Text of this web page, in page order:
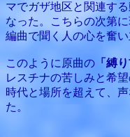
マでガザ地区と関連す
なった。こちらの次第
編曲で聞く人の心を奮
このように原曲の 「縛
レスチナの苦しみと希
時代と場所を超えて、
た。